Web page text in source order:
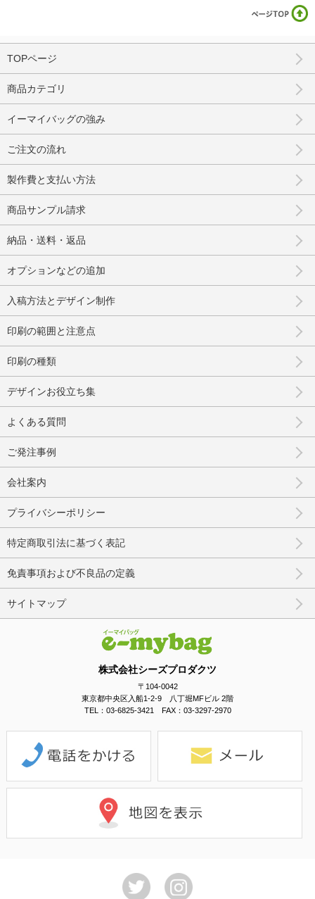
株式会社シーズプロダクツ
〒104-0042
東京都中央区入船1-2-9 八丁堀MFビル 2階
TEL：03-6825-3421 FAX：03-3297-2970
TOPページ
商品カテゴリ
イーマイバッグの強み
ご注文の流れ
製作費と支払い方法
商品サンプル請求
納品・送料・返品
オプションなどの追加
入稿方法とデザイン制作
印刷の範囲と注意点
印刷の種類
デザインお役立ち集
よくある質問
ご発注事例
会社案内
プライバシーポリシー
特定商取引法に基づく表記
免責事項および不良品の定義
サイトマップ